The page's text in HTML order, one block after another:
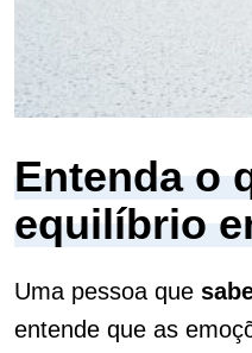
Entenda o
equilíbrio
Uma pessoa que
entende que as